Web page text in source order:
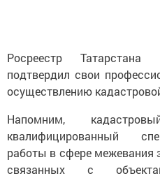
Росреестр
подтвердил свои
осуществлению
Напомним,
квалифицированный
работы в сфере межевания
связанных с